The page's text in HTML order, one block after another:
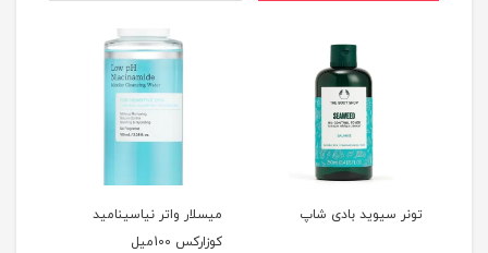
تونر سیوید بادی شاپ
میسلار واتر نیاسینامید
کوزارکس 100میل